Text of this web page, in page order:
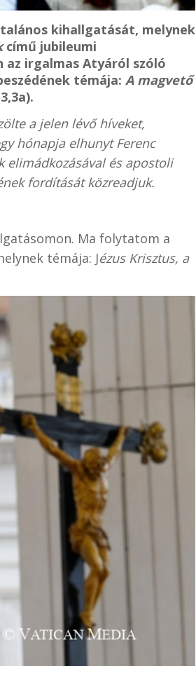
kihallgatását, melynek
című jubileumi
az irgalmas Atyáról szóló
témája: A magvető
a jelen lévő híveket,
hónapja elhunyt Ferenc
elimádkozásával és apostoli
fordítását közreadjuk.
Ma folytatom a
témája: Jézus Krisztus, a